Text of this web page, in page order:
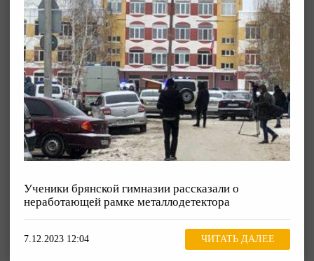
Ученики брянской гимназии рассказали о
неработающей рамке металлодетектора
7.12.2023 12:04 ЧИТАТЬ ДАЛЕЕ